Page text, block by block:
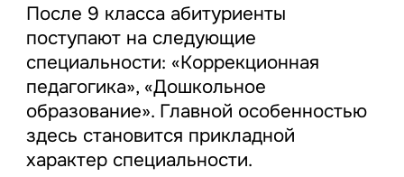
После 9 класса абитуриенты
поступают на следующие
специальности: «Коррекционная
педагогика», «Дошкольное
образование». Главной особенностью
здесь становится прикладной
характер специальности.